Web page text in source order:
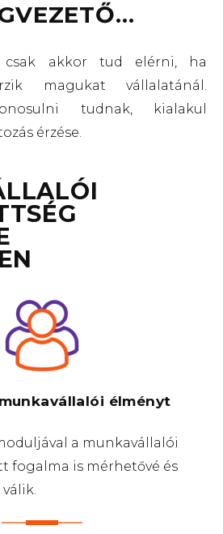
csak akkor tud elérni, ha
magukat vállalatánál.
tudnak, kialakul
érzése.
élményt
a munkavállalói
fogalma is mérhetővé és